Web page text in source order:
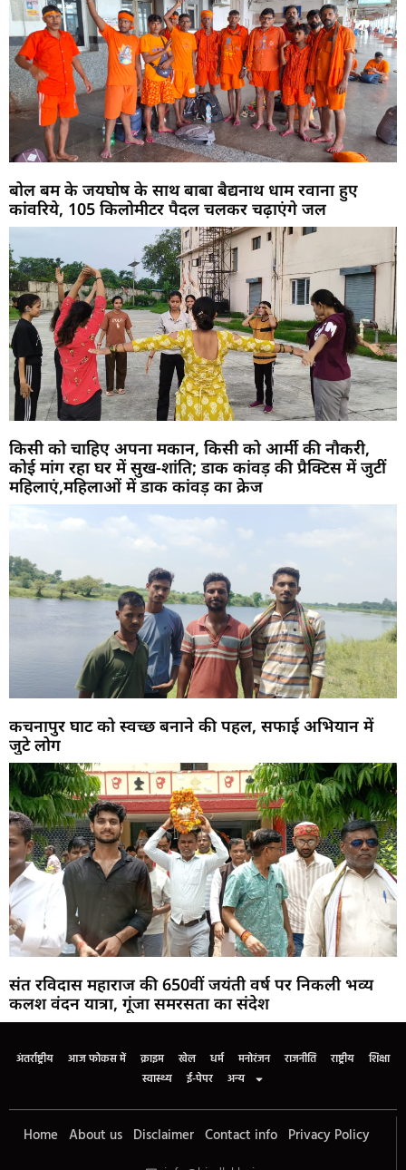
बोल बम के जयघोष के साथ बाबा बैद्यनाथ धाम रवाना हुए
कांवरिये, 105 किलोमीटर पैदल चलकर चढ़ाएंगे जल
किसी को चाहिए अपना मकान, किसी को आर्मी की नौकरी,
कोई मांग रहा घर में सुख-शांति; डाक कांवड़ की प्रैक्टिस में जुटीं
महिलाएं,महिलाओं में डाक कांवड़ का क्रेज
कचनापुर घाट को स्वच्छ बनाने की पहल, सफाई अभियान में
जुटे लोग
संत रविदास महाराज की 650वीं जयंती वर्ष पर निकली भव्य
कलश वंदन यात्रा, गूंजा समरसता का संदेश
अंतर्राष्ट्रीय आज फोकस में क्राइम खेल धर्म मनोरंजन राजनीति राष्ट्रीय
शिक्षा
स्वास्थ्य
ई-पेपर अन्य
Home About us Disclaimer Contact info Privacy Policy